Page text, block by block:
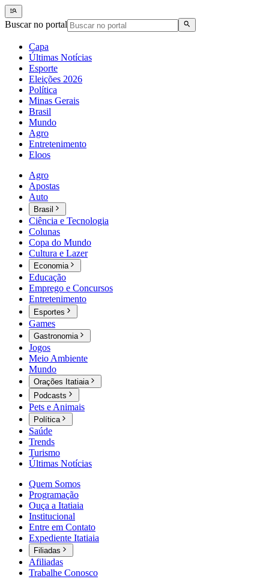
Buscar no portal
Capa
Últimas Notícias
Esporte
Eleições 2026
Política
Minas Gerais
Brasil
Mundo
Agro
Entretenimento
Eloos
Agro
Apostas
Auto
Brasil
Ciência e Tecnologia
Colunas
Copa do Mundo
Cultura e Lazer
Economia
Educação
Emprego e Concursos
Entretenimento
Esportes
Games
Gastronomia
Jogos
Meio Ambiente
Mundo
Orações Itatiaia
Podcasts
Pets e Animais
Política
Saúde
Trends
Turismo
Últimas Notícias
Quem Somos
Programação
Ouça a Itatiaia
Institucional
Entre em Contato
Expediente Itatiaia
Filiadas
Afiliadas
Trabalhe Conosco